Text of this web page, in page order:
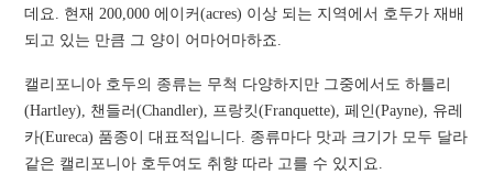
데요. 현재 200,000 에이커(acres) 이상 되는 지역에서 호두가 재배
되고 있는 만큼 그 양이 어마어마하죠.
캘리포니아 호두의 종류는 무척 다양하지만 그중에서도 하틀리
(Hartley), 챈들러(Chandler), 프랑킷(Franquette), 페인(Payne), 유레
카(Eureca) 품종이 대표적입니다. 종류마다 맛과 크기가 모두 달라
같은 캘리포니아 호두여도 취향 따라 고를 수 있지요.